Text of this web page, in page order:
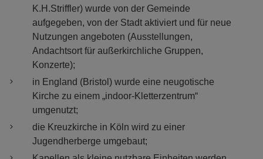
K.H.Striffler) wurde von der Gemeinde
aufgegeben, von der Stadt aktiviert und für neue
Nutzungen angeboten (Ausstellungen,
Andachtsort für außerkirchliche Gruppen,
Konzerte);
in England (Bristol) wurde eine neugotische
Kirche zu einem „indoor-Kletterzentrum“
umgenutzt;
die Kreuzkirche in Köln wird zu einer
Jugendherberge umgebaut;